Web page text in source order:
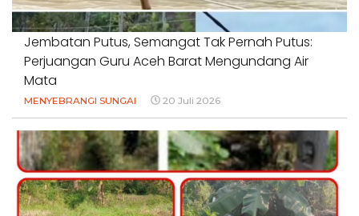
Jembatan Putus, Semangat Tak Pernah Putus:
Perjuangan Guru Aceh Barat Mengundang Air
Mata
MENYEBRANGI SUNGAI 20 Juli 2026